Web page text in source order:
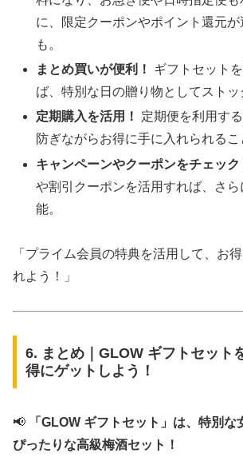
に、限定クーポンやポイント還元が
も。
まとめ買いが便利！
ギフトセット
ば、特別な日の贈り物としてストッ
定期購入を活用！
定期便を利用す
防ぎながらお得に手に入れられるこ
キャンペーンやクーポンをチェック
や割引クーポンを活用すれば、さ
能。
「プライム会員の特典を活用して、お
れよう！」
6. まとめ｜GLOW ギフトセット
得にゲットしよう！
📢
「GLOW ギフトセット」は、特別な
ぴったりな高級梅酒セット！